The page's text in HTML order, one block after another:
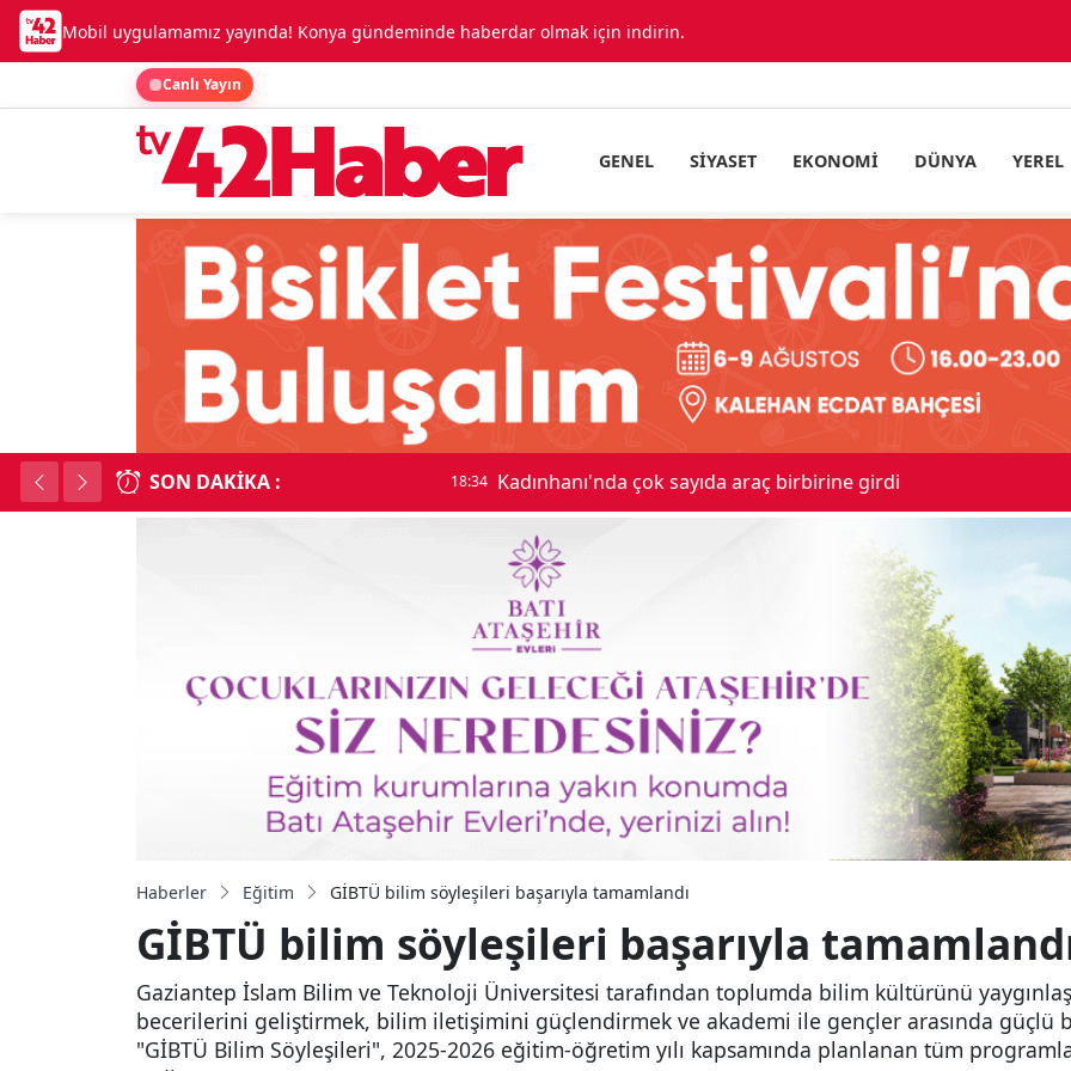
Mobil uygulamamız yayında! Konya gündeminde haberdar olmak için indirin.
Canlı Yayın
GENEL SIYASET EKONOMI DÜNYA YEREL
SON DAKIKA : Kadınhanı'nda çok sayıda araç birbirine girdi
Haberler Eğitim GİBTÜ bilim söyleşileri başarıyla tamamlandı
GİBTÜ bilim söyleşileri başarıyla
Gaziantep İslam Bilim ve Teknoloji Üniversitesi tarafından toplumda bilim kültürünü
becerilerini geliştirmek, bilim iletişimini güçlendirmek ve akademi ile gençler arasında güçlü
"GİBTÜ Bilim Söyleşileri", 2025-2026 eğitim-öğretim yılı kapsamında planlanan tüm